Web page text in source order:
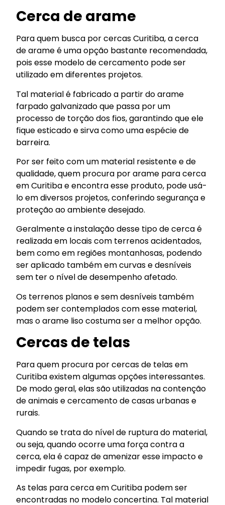
Cerca de arame
Para quem busca por cercas Curitiba, a cerca
de arame é uma opção bastante recomendada,
pois esse modelo de cercamento pode ser
utilizado em diferentes projetos.
Tal material é fabricado a partir do arame
farpado galvanizado que passa por um
processo de torção dos fios, garantindo que ele
fique esticado e sirva como uma espécie de
barreira.
Por ser feito com um material resistente e de
qualidade, quem procura por arame para cerca
em Curitiba e encontra esse produto, pode usá-
lo em diversos projetos, conferindo segurança e
proteção ao ambiente desejado.
Geralmente a instalação desse tipo de cerca é
realizada em locais com terrenos acidentados,
bem como em regiões montanhosas, podendo
ser aplicado também em curvas e desníveis
sem ter o nível de desempenho afetado.
Os terrenos planos e sem desníveis também
podem ser contemplados com esse material,
mas o arame liso costuma ser a melhor opção.
Cercas de telas
Para quem procura por cercas de telas em
Curitiba existem algumas opções interessantes.
De modo geral, elas são utilizadas na contenção
de animais e cercamento de casas urbanas e
rurais.
Quando se trata do nível de ruptura do material,
ou seja, quando ocorre uma força contra a
cerca, ela é capaz de amenizar esse impacto e
impedir fugas, por exemplo.
As telas para cerca em Curitiba podem ser
encontradas no modelo concertina. Tal material